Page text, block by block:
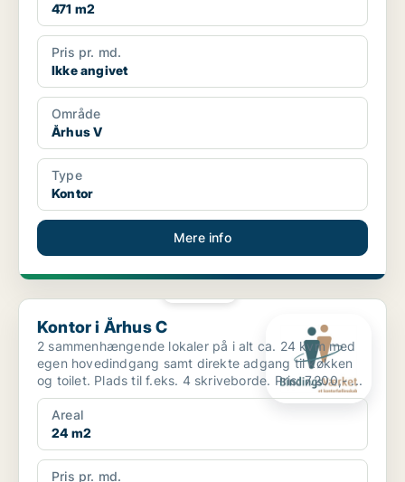
471 m2
Pris pr. md.
Ikke angivet
Område
Århus V
Type
Kontor
Mere info
Kontor i Århus C
Kontor i Århus C
2 sammenhængende lokaler på i alt ca. 24 kvm med
egen hovedindgang samt direkte adgang til køkken
og toilet. Plads til f.eks. 4 skriveborde. Pris: 7.200,- ...
Areal
24 m2
Pris pr. md.